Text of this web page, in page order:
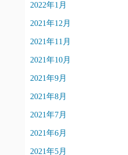
2022年1月
2021年12月
2021年11月
2021年10月
2021年9月
2021年8月
2021年7月
2021年6月
2021年5月